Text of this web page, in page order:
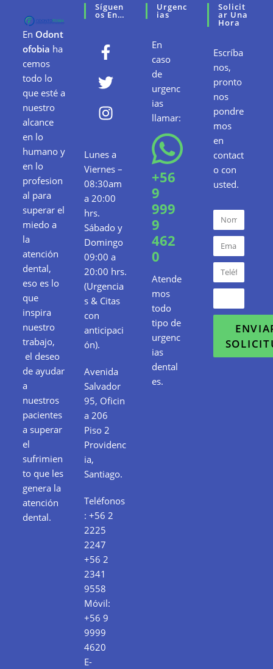
En Odont
ofobia ha
cemos
todo lo
que esté a
nuestro
alcance
en lo
humano y
en lo
profesion
al para
superar el
miedo a
la
atención
dental,
eso es lo
que
inspira
nuestro
trabajo,
el deseo
de ayudar
a
nuestros
pacientes
a superar
el
sufrimien
to que les
genera la
atención
dental.
Síguen
Os En…
Lunes a
Viernes –
08:30am
a 20:00
hrs.
Sábado y
Domingo
09:00 a
20:00 hrs.
(Urgencia
s & Citas
con
anticipaci
ón).
Avenida
Salvador
95, Oficin
a 206
Piso 2
Providenc
ia,
Santiago.
Teléfonos
:+56 2
2225
2247
+56 2
2341
9558
Móvil:
+56 9
9999
4620
E-
Urgenc
Ias
En
caso
de
urgenc
ias
llamar:
+56
9
999
9
462
0
Atende
mos
todo
tipo de
urgenc
ias
dental
es.
Solicit
Ar Una
Hora
Escríba
nos,
pronto
nos
pondre
mos
en
contact
o con
usted.